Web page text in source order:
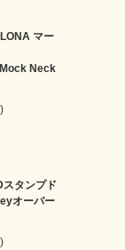
マー
Neck
スタンプド
オーバー